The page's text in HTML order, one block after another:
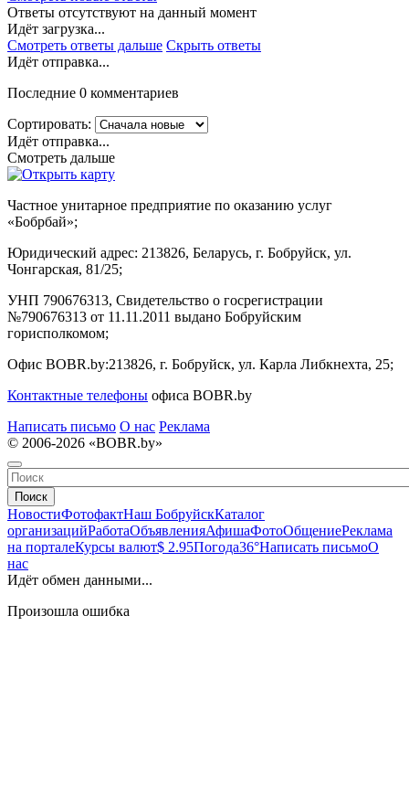
Ответы отсутствуют на данный момент
Идёт загрузка...
Смотреть ответы дальше Скрыть ответы
Идёт отправка...
Последние 0 комментариев
Сортировать:
Идёт отправка...
Смотреть дальше
Частное унитарное предприятие по оказанию услуг
«Бобрбай»;
Юридический адрес: 213826, Беларусь, г. Бобруйск, ул.
Чонгарская, 81/25;
УНП 790676313, Свидетельство о госрегистрации
№790676313 от 11.11.2011 выдано Бобруйским
горисполкомом;
Офис BOBR.by:213826, г. Бобруйск, ул. Карла Либкнехта, 25;
Контактные телефоны офиса BOBR.by
Написать письмо О нас Реклама
© 2006-2026 «BOBR.by»
Поиск
НовостиФотофактНаш БобруйскКаталог
организацийРаботаОбъявленияАфишаФотоОбщениеРеклама
на порталеКурсы валют$ 2.95Погода36°Написать письмоО
нас
Идёт обмен данными...
Произошла ошибка